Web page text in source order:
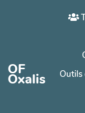
Aller au contenu
OF
Oxalis
Outils